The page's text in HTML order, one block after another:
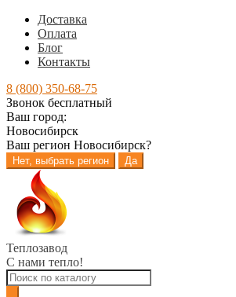
Доставка
Оплата
Блог
Контакты
8 (800) 350-68-75
Звонок бесплатный
Ваш город:
Новосибирск
Ваш регион Новосибирск?
Нет, выбрать регион Да
Перейти
навигации
Перейти
содержимому
Теплозавод
С нами тепло!
Поиск
товаров